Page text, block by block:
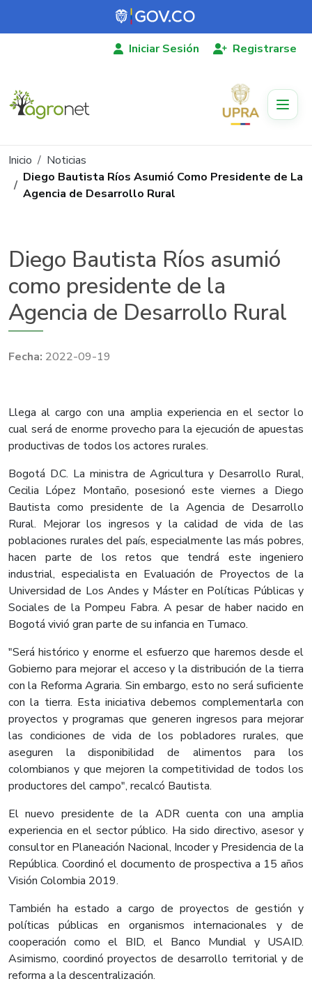
Pasar al contenido principal
Iniciar Sesión Registrarse
Ruta de navegación
Inicio
Noticias
Diego Bautista Ríos Asumió Como Presidente de La
Agencia de Desarrollo Rural
Diego Bautista Ríos asumió
como presidente de la
Agencia de Desarrollo Rural
2022-09-19
Llega al cargo con una amplia experiencia en el sector lo
cual será de enorme provecho para la ejecución de apuestas
productivas de todos los actores rurales.
Bogotá D.C. La ministra de Agricultura y Desarrollo Rural,
Cecilia López Montaño, posesionó este viernes a Diego
Bautista como presidente de la Agencia de Desarrollo
Rural. Mejorar los ingresos y la calidad de vida de las
poblaciones rurales del país, especialmente las más pobres,
hacen parte de los retos que tendrá este ingeniero
industrial, especialista en Evaluación de Proyectos de la
Universidad de Los Andes y Máster en Políticas Públicas y
Sociales de la Pompeu Fabra. A pesar de haber nacido en
Bogotá vivió gran parte de su infancia en Tumaco.
"Será histórico y enorme el esfuerzo que haremos desde el
Gobierno para mejorar el acceso y la distribución de la tierra
con la Reforma Agraria. Sin embargo, esto no será suficiente
con la tierra. Esta iniciativa debemos complementarla con
proyectos y programas que generen ingresos para mejorar
las condiciones de vida de los pobladores rurales, que
aseguren la disponibilidad de alimentos para los
colombianos y que mejoren la competitividad de todos los
productores del campo", recalcó Bautista.
El nuevo presidente de la ADR cuenta con una amplia
experiencia en el sector público. Ha sido directivo, asesor y
consultor en Planeación Nacional, Incoder y Presidencia de la
República. Coordinó el documento de prospectiva a 15 años
Visión Colombia 2019.
También ha estado a cargo de proyectos de gestión y
políticas públicas en organismos internacionales y de
cooperación como el BID, el Banco Mundial y USAID.
Asimismo, coordinó proyectos de desarrollo territorial y de
reforma a la descentralización.